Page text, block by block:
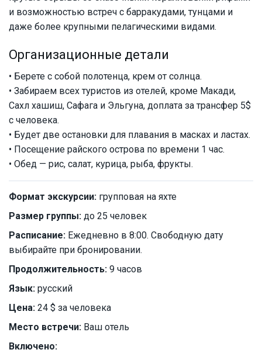
и возможностью встреч с барракудами, тунцами и
даже более крупными пелагическими видами.
Организационные детали
• Берете с собой полотенца, крем от солнца.
• Забираем всех туристов из отелей, кроме Макади,
Сахл хашиш, Сафага и Эльгуна, доплата за трансфер 5$
с человека.
• Будет две остановки для плавания в масках и ластах.
• Посещение райского острова по времени 1 час.
• Обед — рис, салат, курица, рыба, фрукты.
Формат экскурсии: групповая на яхте
Размер группы: до 25 человек
Расписание: Ежедневно в 8:00. Свободную дату
выбирайте при бронировании.
Продолжительность: 9 часов
Язык: русский
Цена: 24 $ за человека
Место встречи: Ваш отель
Включено: